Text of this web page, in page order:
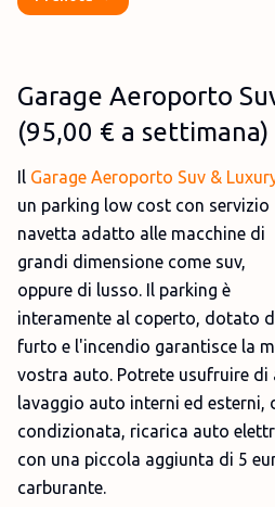
Garage Aeroporto
(95,00 € a settimana)
Il Garage Aeroporto Suv &
un parking low cost con servizio
navetta adatto alle macchine di
grandi dimensione come suv,
oppure di lusso. Il parking è
interamente al coperto, dotato
furto e l'incendio garantisce la
vostra auto. Potrete usufruire di
lavaggio auto interni ed
condizionata, ricarica auto
con una piccola aggiunta di 5
carburante.